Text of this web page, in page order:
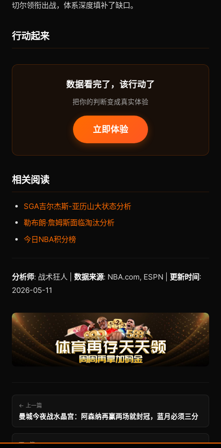
切尔领衔出战，体系深度填补了缺口。
行动起来
数据看完了，该行动了
把你的判断变成真实体验
立即体验
相关阅读
SGA吉尔杰斯-亚历山大状态分析
勒布朗·詹姆斯面临淘汰分析
今日NBA积分榜
分析师: 战术狂人 | 数据来源: NBA.com, ESPN | 更新时间:
2026-05-11
← 上一篇
曼城今夜战水晶宫：阿森纳再赢两场就封冠，蓝月必须三分
下一篇 →